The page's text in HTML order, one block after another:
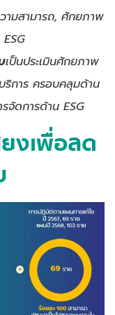
ามสามารถ, ศักยภาพ
ESG
เป็นประเมินศักยภาพ
ริการ ครอบคลุมด้าน
จัดการด้าน ESG
งเพื่อลด